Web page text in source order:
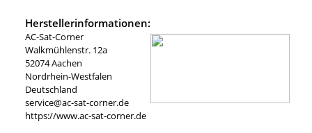
Herstellerinformationen:
AC-Sat-Corner
Walkmühlenstr. 12a
52074 Aachen
Nordrhein-Westfalen
Deutschland
service@ac-sat-corner.de
https://www.ac-sat-corner.de